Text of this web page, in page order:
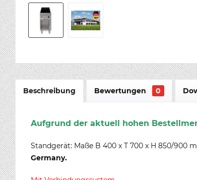
Beschreibung Bewertungen 0
Aufgrund der aktuell hohen
Standgerät: Maße B 400 x T 700 x H 850/900
Germany.